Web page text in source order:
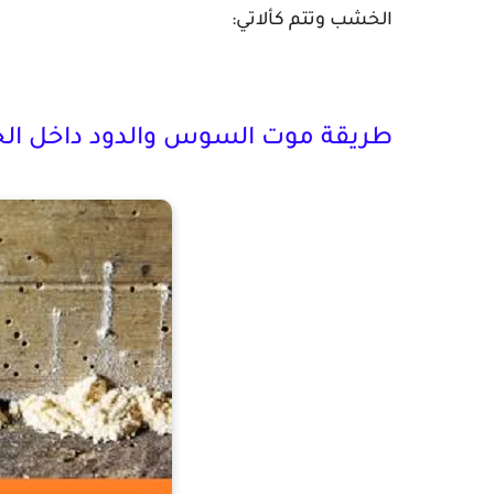
الخشب وتتم كألاتي:
طريقة موت السوس والدود داخل